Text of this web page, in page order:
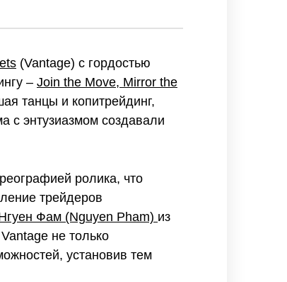
(Vantage) с гордостью
– Join the Move, Mirror the
танцы и копитрейдинг,
с энтузиазмом создавали
ролика, что
трейдеров
Фам (Nguyen Pham) из
не только
установив тем